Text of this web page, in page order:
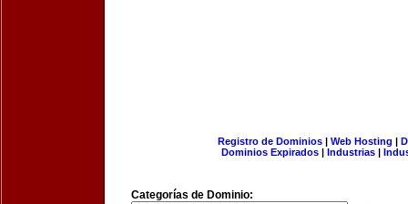
Registro de Dominios| Web Hosting |
Dominios Expirados | Industrias |
Categorías de Dominio: